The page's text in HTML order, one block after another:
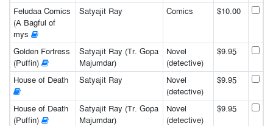
Feludaa Comics
(A Bagful of
mys
Satyajit Ray Comics $10.00
Golden Fortress
(Puffin)
Satyajit Ray (Tr. Gopa
Majumdar)
Novel
(detective)
$9.95
House of Death Satyajit Ray
Novel
(detective)
$9.95
House of Death
(Puffin)
Satyajit Ray (Tr. Gopa
Majumdar)
Novel
(detective)
$9.95